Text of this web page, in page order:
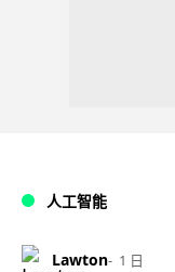
人工智能
Lawton 1 日